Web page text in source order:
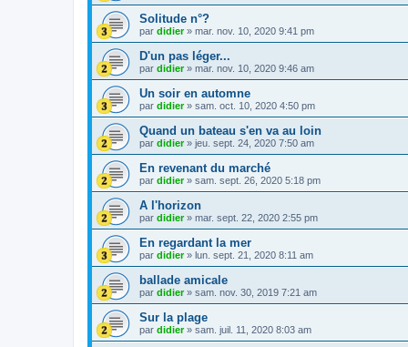
Solitude n°?
par didier» mar. nov. 10, 2020 9:41 pm
D'un pas léger...
par didier» mar. nov. 10, 2020 9:46 am
Un soir en automne
par didier» sam. oct. 10, 2020 4:50 pm
Quand un bateau s'en va au loin
par didier» jeu. sept. 24, 2020 7:50 am
En revenant du marché
par didier» sam. sept. 26, 2020 5:18 pm
A l'horizon
par didier» mar. sept. 22, 2020 2:55 pm
En regardant la mer
par didier» lun. sept. 21, 2020 8:11 am
ballade amicale
par didier» sam. nov. 30, 2019 7:21 am
Sur la plage
par didier» sam. juil. 11, 2020 8:03 am